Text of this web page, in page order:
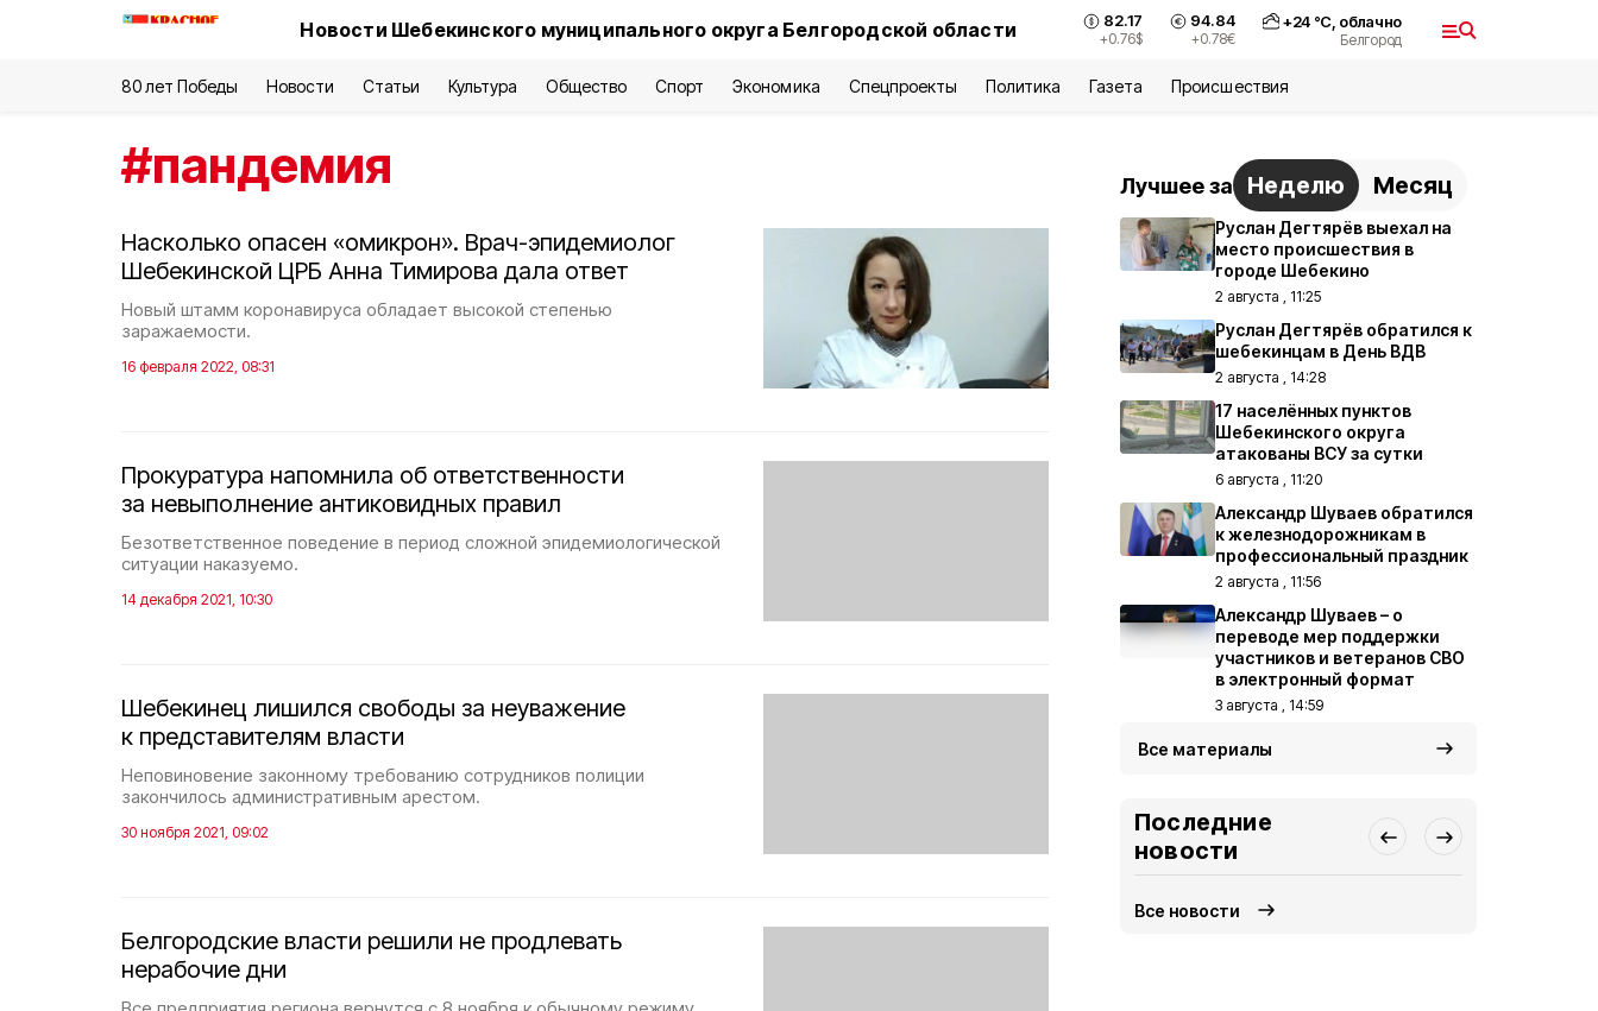
Новости Шебекинского муниципального округа Белгородской области 82.17
+0.76$
94.84
+0.78€
+24°С, облачно
Белгород
80 лет Победы Новости Статьи Культура Общество Спорт Экономика Спецпроекты Политика Газета Происшествия
#пандемия
Насколько опасен «омикрон». Врач-эпидемиолог
Шебекинской ЦРБ Анна Тимирова дала ответ
Новый штамм коронавируса обладает высокой степенью
заражаемости.
16 февраля 2022, 08:31
Прокуратура напомнила об ответственности
за невыполнение антиковидных правил
Безответственное поведение в период сложной эпидемиологической
ситуации наказуемо.
14 декабря 2021, 10:30
Шебекинец лишился свободы за неуважение
к представителям власти
Неповиновение законному требованию сотрудников полиции
закончилось административным арестом.
30 ноября 2021, 09:02
Белгородские власти решили не продлевать
нерабочие дни
Лучшее за Неделю Месяц
Руслан Дегтярёв выехал на
место происшествия в
городе Шебекино
2 августа , 11:25
Руслан Дегтярёв обратился к
шебекинцам в День ВДВ
2 августа , 14:28
17 населённых пунктов
Шебекинского округа
атакованы ВСУ за сутки
6 августа , 11:20
Александр Шуваев обратился
к железнодорожникам в
профессиональный праздник
2 августа , 11:56
Александр Шуваев – о
переводе мер поддержки
участников и ветеранов СВО
в электронный формат
3 августа , 14:59
Все материалы
Последние
новости
Все новости